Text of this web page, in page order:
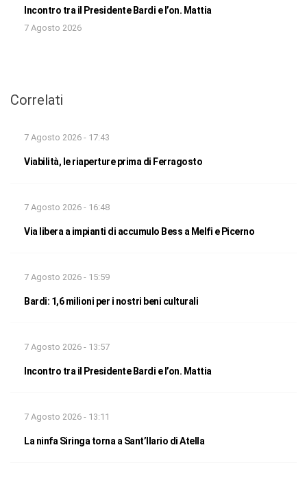
Incontro tra il Presidente Bardi e l’on. Mattia
7 Agosto 2026
Correlati
7 Agosto 2026 - 17:43
Viabilità, le riaperture prima di Ferragosto
7 Agosto 2026 - 16:48
Via libera a impianti di accumulo Bess a Melfi e Picerno
7 Agosto 2026 - 15:59
Bardi: 1,6 milioni per i nostri beni culturali
7 Agosto 2026 - 13:57
Incontro tra il Presidente Bardi e l’on. Mattia
7 Agosto 2026 - 13:11
La ninfa Siringa torna a Sant’Ilario di Atella